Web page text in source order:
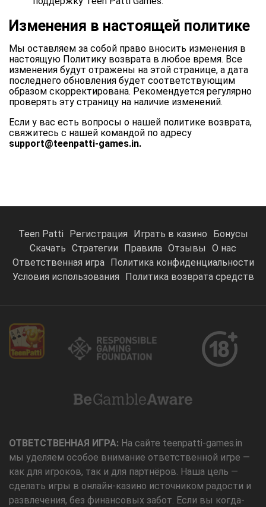
Изменения в настоящей политике
Мы оставляем за собой право вносить изменения в
настоящую Политику возврата в любое время. Все
изменения будут отражены на этой странице, а дата
последнего обновления будет соответствующим
образом скорректирована. Рекомендуется регулярно
проверять эту страницу на наличие изменений.
Если у вас есть вопросы о нашей политике возврата,
свяжитесь с нашей командой по адресу
support@teenpatti-games.in.
Teen Patti Регистрация Играть в казино
Бонусы
Скачать Стратегии Правила Отзывы
О нас
Ответственная игра
Политика конфиденциальности
Условия использования
Политика возврата средств
ОТВЕТСТВЕННАЯ ИГРА: На сайте teenpatti-games.in
мы уделяем особое внимание ответственной игре —
как для игроков, так и для партнёров. Наша цель —
сделать игры в онлайн-казино источником радости и
развлечения, без финансовых забот. Если вы когда-